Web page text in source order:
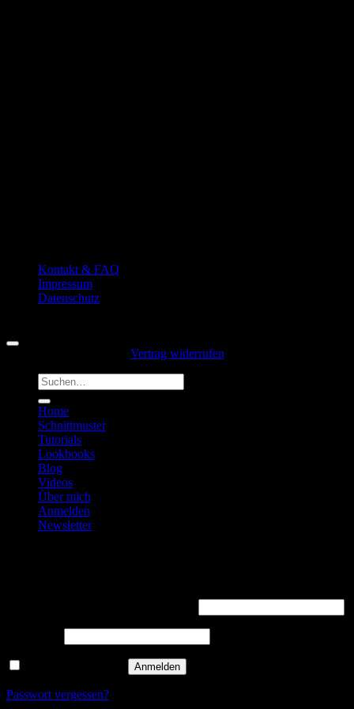
Kontakt & FAQ
Impressum
Datenschutz
Vertrag widerrufen
Suchen
nach:
Home
Schnittmuster
Tutorials
Lookbooks
Blog
Videos
Über mich
Anmelden
Newsletter
Anmelden
Passwort vergessen?